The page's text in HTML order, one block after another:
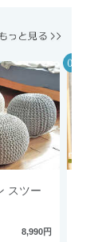
スツー
8,990円